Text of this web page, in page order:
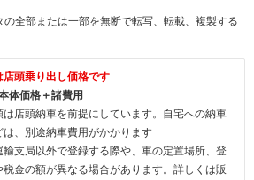
全部または一部を無断で転写、転載、複製する
頭乗り出し価格です
体価格＋諸費用
店頭納車を前提にしています。自宅への納車
、別途納車費用がかかります
支局以外で登録する際や、車の定置場所、登
金の額が異なる場合があります。詳しくは販